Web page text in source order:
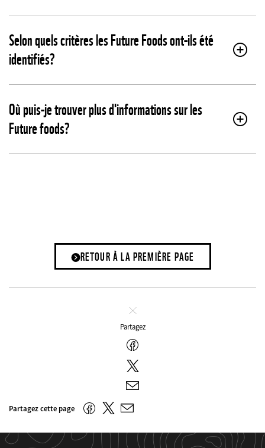
Selon quels critères les Future Foods ont-ils été
identifiés?
Où puis-je trouver plus d'informations sur les
Future foods?
RETOUR À LA PREMIÈRE PAGE
Fermer
Partagez
Facebook
Twitter
E-
mail
Partagez cette page FacebookTwitter
E-